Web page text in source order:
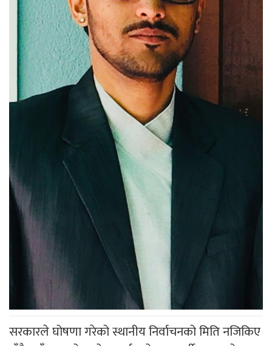
सरकारले घोषणा गरेको स्थानीय निर्वाचनको मिति नजिकिए